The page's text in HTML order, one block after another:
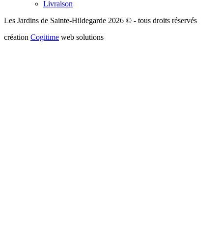
Livraison
Les Jardins de Sainte-Hildegarde 2026 © - tous droits réservés
création Cogitime web solutions